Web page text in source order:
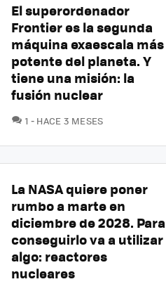
El superordenador
Frontier es la segunda
máquina exaescala más
potente del planeta. Y
tiene una misión: la
fusión nuclear
1 COMENTARIOS
HACE 3 MESES
La NASA quiere poner
rumbo a marte en
diciembre de 2028. Para
conseguirlo va a utilizar
algo: reactores
nucleares